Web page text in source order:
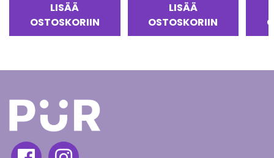
LISÄÄ
OSTOSKORIIN
LISÄÄ
OSTOSKORIIN